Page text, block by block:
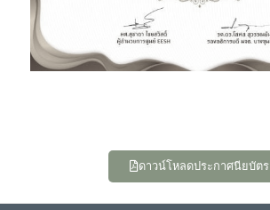
ดาวน์โหลดประกาศนียบัตร